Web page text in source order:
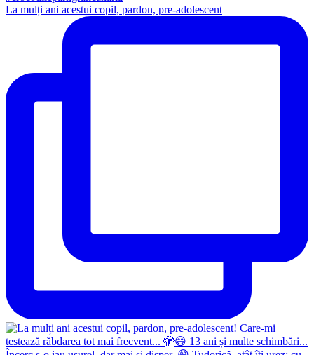
La mulți ani acestui copil, pardon, pre-adolescent